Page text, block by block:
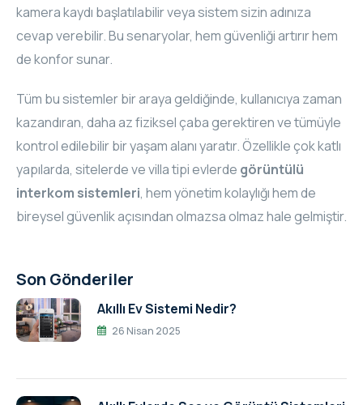
kamera kaydı başlatılabilir veya sistem sizin adınıza
cevap verebilir. Bu senaryolar, hem güvenliği artırır hem
de konfor sunar.
Tüm bu sistemler bir araya geldiğinde, kullanıcıya zaman
kazandıran, daha az fiziksel çaba gerektiren ve tümüyle
kontrol edilebilir bir yaşam alanı yaratır. Özellikle çok katlı
yapılarda, sitelerde ve villa tipi evlerde görüntülü
interkom sistemleri, hem yönetim kolaylığı hem de
bireysel güvenlik açısından olmazsa olmaz hale gelmiştir.
Son Gönderiler
Akıllı Ev Sistemi Nedir?
26 Nisan 2025